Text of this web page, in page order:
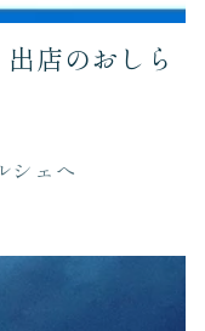
店のおしら
シェへ